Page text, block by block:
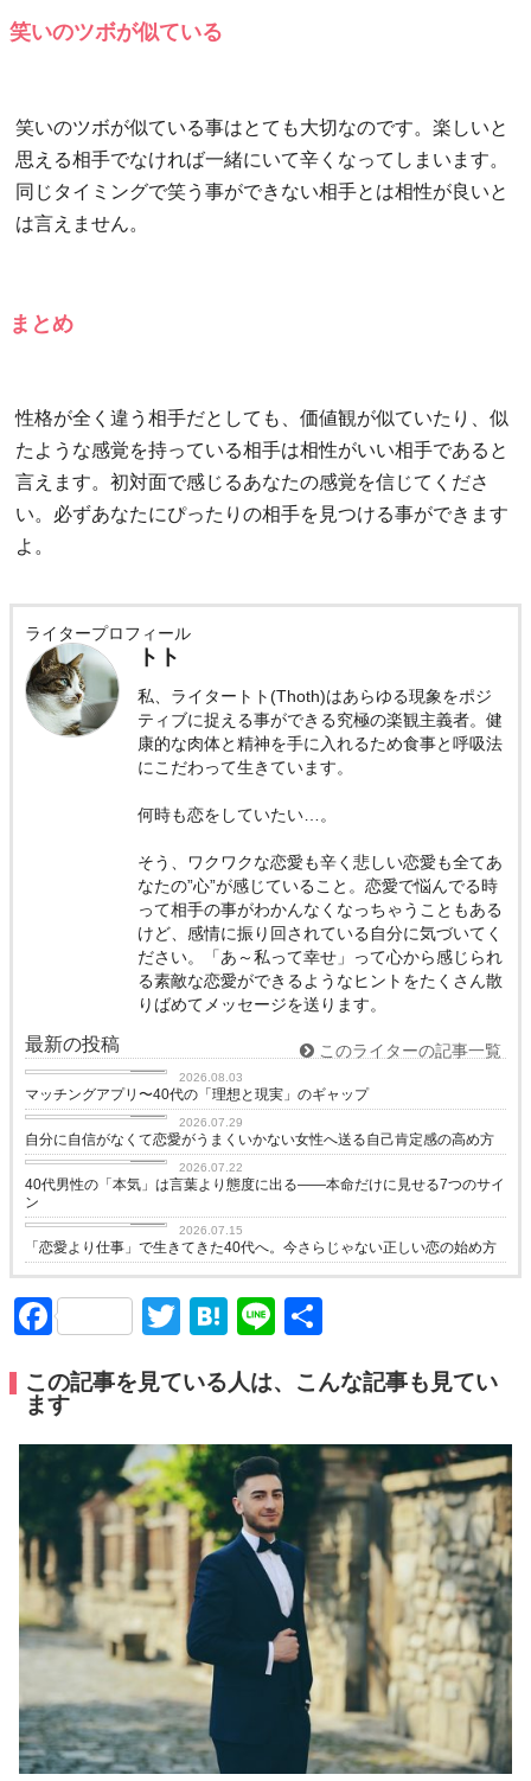
笑いのツボが似ている
笑いのツボが似ている事はとても大切なのです。楽しいと
思える相手でなければ一緒にいて辛くなってしまいます。
同じタイミングで笑う事ができない相手とは相性が良いと
は言えません。
まとめ
性格が全く違う相手だとしても、価値観が似ていたり、似
たような感覚を持っている相手は相性がいい相手であると
言えます。初対面で感じるあなたの感覚を信じてくださ
い。必ずあなたにぴったりの相手を見つける事ができます
よ。
ライタープロフィール
トト
私、ライタートト(Thoth)はあらゆる現象をポジ
ティブに捉える事ができる究極の楽観主義者。健
康的な肉体と精神を手に入れるため食事と呼吸法
にこだわって生きています。
何時も恋をしていたい…。
そう、ワクワクな恋愛も辛く悲しい恋愛も全てあ
なたの”心”が感じていること。恋愛で悩んでる時
って相手の事がわかんなくなっちゃうこともある
けど、感情に振り回されている自分に気づいてく
ださい。「あ～私って幸せ」って心から感じられ
る素敵な恋愛ができるようなヒントをたくさん散
りばめてメッセージを送ります。
最新の投稿 このライターの記事一覧
2026.08.03
マッチングアプリ〜40代の「理想と現実」のギャップ
love
2026.07.29
自分に自信がなくて恋愛がうまくいかない女性へ送る自己肯定感の高め方
love
2026.07.22
40代男性の「本気」は言葉より態度に出る——本命だけに見せる7つのサイ
ン
love
2026.07.15
「恋愛より仕事」で生きてきた40代へ。今さらじゃない正しい恋の始め方
FacebookTwitter
Hatena
Line
この記事を見ている人は、こんな記事も見てい
ます